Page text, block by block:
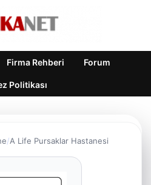
Firma Rehberi Forum
Politikası
A Life Pursaklar Hastanesi